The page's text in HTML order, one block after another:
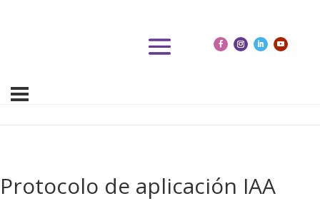
Protocolo de aplicación IAA